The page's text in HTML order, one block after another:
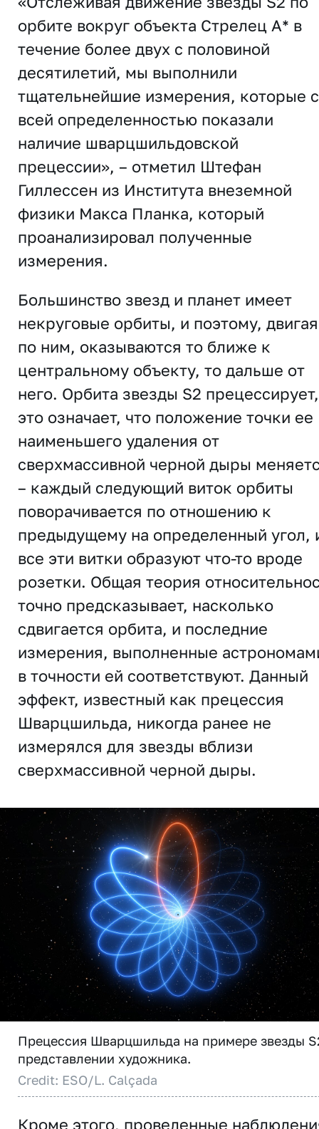
орбите вокруг объекта Стрелец A* в
течение более двух с половиной
десятилетий, мы выполнили
тщательнейшие измерения, которые
всей определенностью показали
наличие шварцшильдовской
прецессии», – отметил Штефан
Гиллессен из Института внеземной
физики Макса Планка, который
проанализировал полученные
измерения.
Большинство звезд и планет имеет
некруговые орбиты, и поэтому,
по ним, оказываются то ближе к
центральному объекту, то дальше от
него. Орбита звезды S2
это означает, что положение точки ее
наименьшего удаления от
сверхмассивной черной дыры
– каждый следующий виток орбиты
поворачивается по отношению к
предыдущему на определенный угол,
все эти витки образуют что-то вроде
розетки. Общая теория
точно предсказывает, насколько
сдвигается орбита, и последние
измерения, выполненные
в точности ей соответствуют. Данный
эффект, известный как прецессия
Шварцшильда, никогда ранее не
измерялся для звезды вблизи
сверхмассивной черной дыры.
Прецессия Шварцшильда на примере звезды
представлении художника.
Credit: ESO/L. Calçada
Кроме этого, проведенные